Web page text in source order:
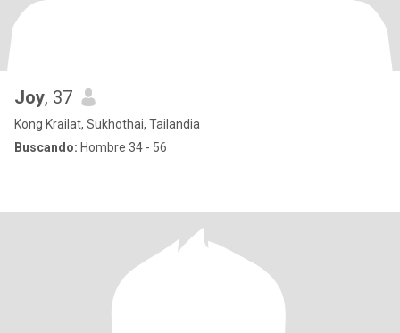
Joy, 37
Kong Krailat, Sukhothai, Tailandia
Buscando: Hombre 34 - 56